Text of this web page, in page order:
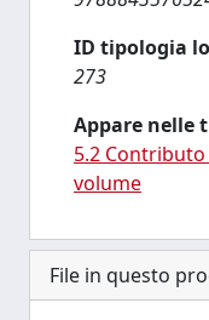
ID tipologia
273
Appare nelle
5.2
volume
File in questo